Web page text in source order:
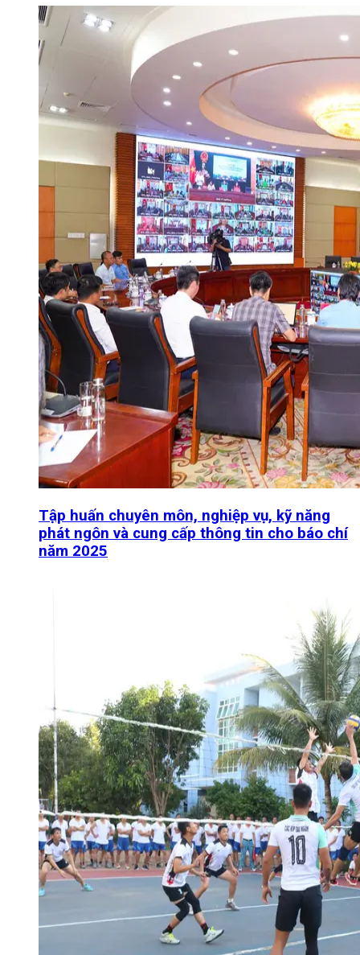
Tập huấn chuyên môn, nghiệp vụ, kỹ năng
phát ngôn và cung cấp thông tin cho báo chí
năm 2025